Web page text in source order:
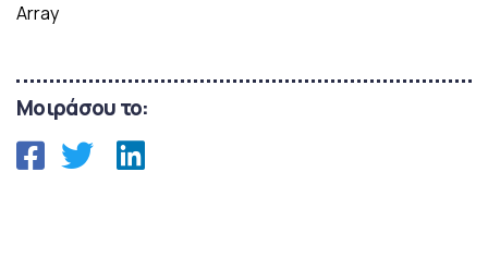
Array
Μοιράσου το: